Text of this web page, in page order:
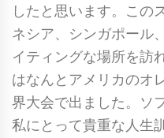
したと思います。この
ネシア、シンガポール
イティングな場所を訪
はなんとアメリカのオ
界大会で出ました。ソ
私にとって貴重な人生